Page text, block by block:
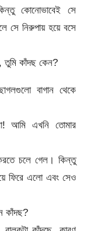
কোনোভাবেই সে
সে নিরুপায় হয়ে বসে
কাঁদছ কেন?
বাগান থেকে
আমি এখনি তোমার
চলে গেল। কিন্তু
ফিরে এলো এবং সেও
কাঁদছ?